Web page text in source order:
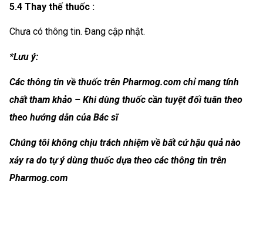
5.4 Thay thế thuốc :
Chưa có thông tin. Đang cập nhật.
*Lưu ý:
Các thông tin về thuốc trên Pharmog.com chỉ mang tính
chất tham khảo – Khi dùng thuốc cần tuyệt đối tuân theo
theo hướng dẫn của Bác sĩ
Chúng tôi không chịu trách nhiệm về bất cứ hậu quả nào
xảy ra do tự ý dùng thuốc dựa theo các thông tin trên
Pharmog.com